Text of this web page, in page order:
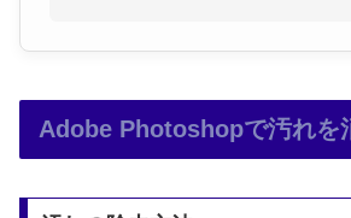
Adobe Photoshopで汚れを